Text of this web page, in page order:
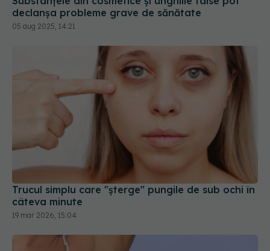
declanșa probleme grave de sănătate
05 aug 2025, 14:21
Trucul simplu care "șterge" pungile de sub ochi în
câteva minute
19 mar 2026, 15:04